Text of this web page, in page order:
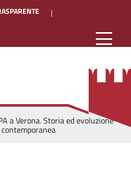
a Verona. Storia ed evoluzione